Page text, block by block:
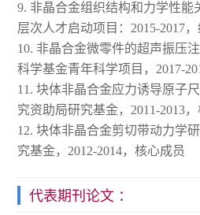
9. 非晶合金组织结构和力学性能
层次人才启动项目：2015-2017
10. 非晶合金微零件的超声振压
科学基金青年科学项目，2017-
11. 块体非晶合金应力诱导原子
究资助局研究基金，2011-2013
12. 块体非晶合金剪切带动力学
究基金，2012-2014，核心成员
代表期刊论文 ：